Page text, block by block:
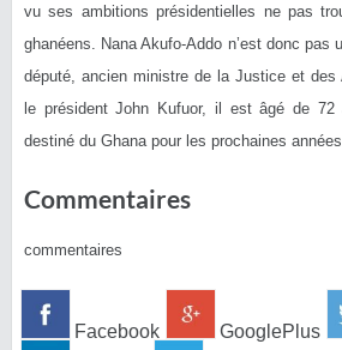
vu ses ambitions présidentielles ne pas
ghanéens. Nana Akufo-Addo n’est donc pas
député, ancien ministre de la Justice et des
le président John Kufuor, il est âgé de
destiné du Ghana pour les prochaines années.
Commentaires
commentaires
Facebook GooglePlus